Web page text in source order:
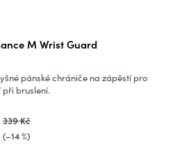
M Wrist Guard
339 Kč
(–14 %)
pánské chrániče na zápěstí pro
bruslení.